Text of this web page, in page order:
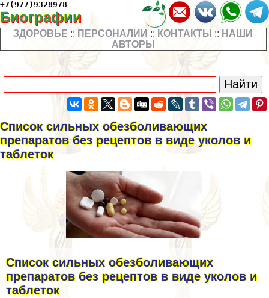
+7(977)9328978
Биографии
ЗДОРОВЬЕ :: ПЕРСОНАЛИИ :: КОНТАКТЫ :: НАШИ
АВТОРЫ
Список сильных обезболивающих
препаратов без рецептов в виде уколов и
таблеток
Список сильных обезболивающих
препаратов без рецептов в виде уколов и
таблеток